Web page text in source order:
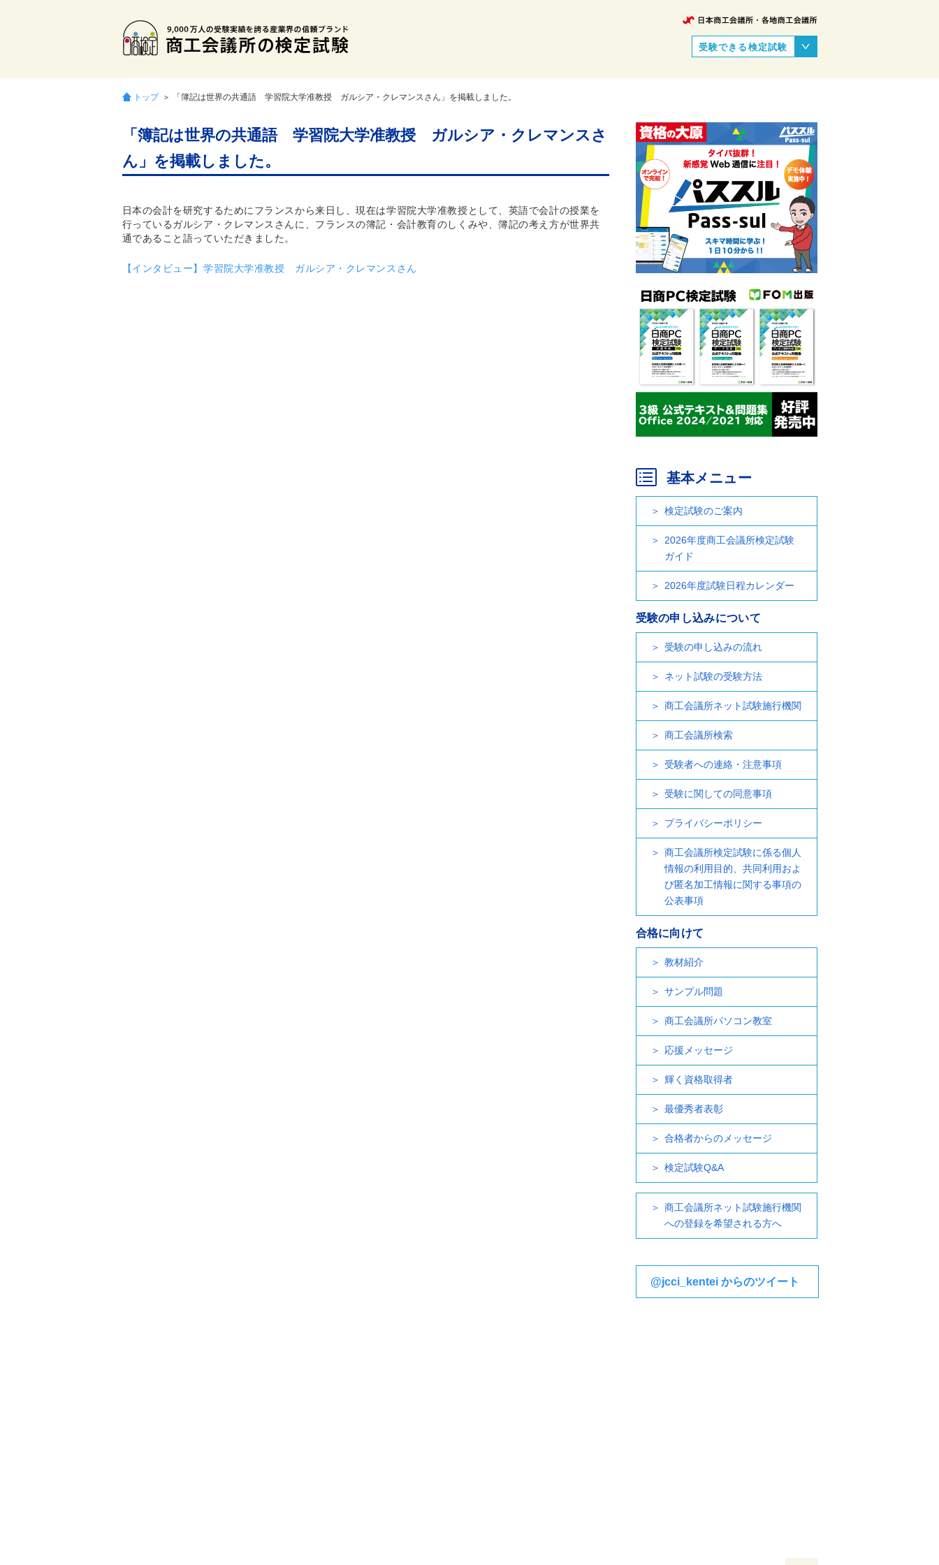
受験できる検定試験
トップ ＞ 「簿記は世界の共通語 学習院大学准教授 ガルシア・クレマンスさん」を掲載しました。
「簿記は世界の共通語 学習院大学准教授 ガルシア・クレマンスさ
ん」を掲載しました。
日本の会計を研究するためにフランスから来日し、現在は学習院大学准教授として、英語で会計の授業を
行っているガルシア・クレマンスさんに、フランスの簿記・会計教育のしくみや、簿記の考え方が世界共
通であること語っていただきました。
【インタビュー】学習院大学准教授 ガルシア・クレマンスさん
基本メニュー
検定試験のご案内
2026年度商工会議所検定試験
ガイド
2026年度試験日程カレンダー
受験の申し込みについて
受験の申し込みの流れ
ネット試験の受験方法
商工会議所ネット試験施行機関
商工会議所検索
受験者への連絡・注意事項
受験に関しての同意事項
プライバシーポリシー
商工会議所検定試験に係る個人
情報の利用目的、共同利用およ
び匿名加工情報に関する事項の
公表事項
合格に向けて
教材紹介
サンプル問題
商工会議所パソコン教室
応援メッセージ
輝く資格取得者
最優秀者表彰
合格者からのメッセージ
検定試験Q&A
商工会議所ネット試験施行機関
への登録を希望される方へ
@jcci_kentei からのツイート